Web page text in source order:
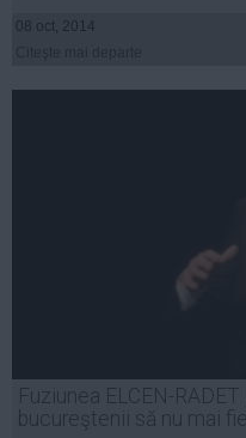
08 oct, 2014
Fuziunea ELCEN-
bucureştenii să nu mai